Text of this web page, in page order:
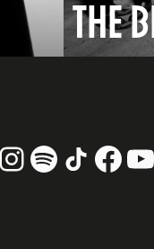
THE
# TikTok